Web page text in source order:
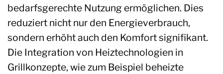
bedarfsgerechte Nutzung ermöglichen. Dies
reduziert nicht nur den Energieverbrauch,
sondern erhöht auch den Komfort signifikant.
Die Integration von Heiztechnologien in
Grillkonzepte, wie zum Beispiel beheizte